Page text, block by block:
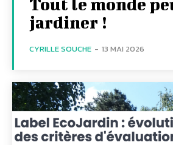
Tout le monde
jardiner !
CYRILLE SOUCHE - 13 MAI 2026